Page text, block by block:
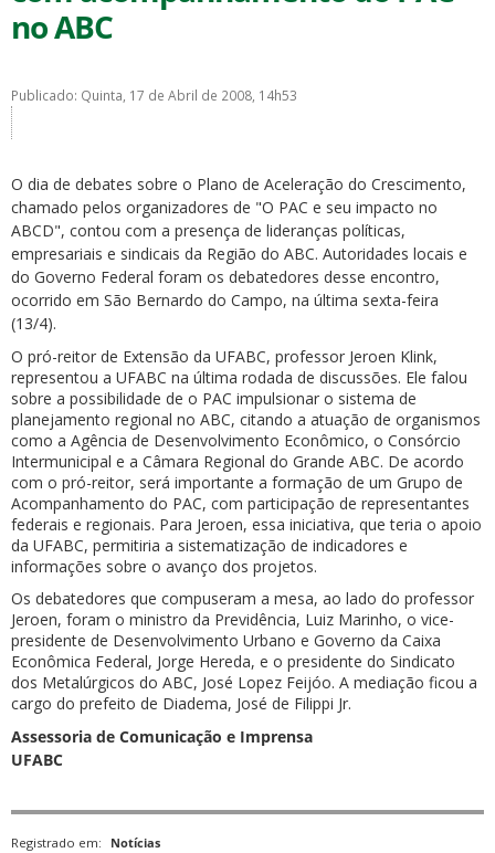
no ABC
Publicado: Quinta, 17 de Abril de 2008, 14h53
O dia de debates sobre o Plano de Aceleração do Crescimento,
chamado pelos organizadores de "O PAC e seu impacto no
ABCD", contou com a presença de lideranças políticas,
empresariais e sindicais da Região do ABC. Autoridades locais e
do Governo Federal foram os debatedores desse encontro,
ocorrido em São Bernardo do Campo, na última sexta-feira
(13/4).
O pró-reitor de Extensão da UFABC, professor Jeroen Klink,
representou a UFABC na última rodada de discussões. Ele falou
sobre a possibilidade de o PAC impulsionar o sistema de
planejamento regional no ABC, citando a atuação de organismos
como a Agência de Desenvolvimento Econômico, o Consórcio
Intermunicipal e a Câmara Regional do Grande ABC. De acordo
com o pró-reitor, será importante a formação de um Grupo de
Acompanhamento do PAC, com participação de representantes
federais e regionais. Para Jeroen, essa iniciativa, que teria o apoio
da UFABC, permitiria a sistematização de indicadores e
informações sobre o avanço dos projetos.
Os debatedores que compuseram a mesa, ao lado do professor
Jeroen, foram o ministro da Previdência, Luiz Marinho, o vice-
presidente de Desenvolvimento Urbano e Governo da Caixa
Econômica Federal, Jorge Hereda, e o presidente do Sindicato
dos Metalúrgicos do ABC, José Lopez Feijóo. A mediação ficou a
cargo do prefeito de Diadema, José de Filippi Jr.
Assessoria de Comunicação e Imprensa
UFABC
Registrado em: Notícias